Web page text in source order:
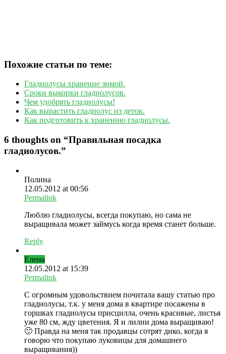
Похожие статьи по теме:
Гладиолусы хранение зимой.
Сроки выкопки гладиолусов.
Чем удобрять гладиолусы!
Как вырастить гладиолус из деток.
Как подготовить к хранению гладиолусы.
6 thoughts on “Правильная посадка
гладиолусов.”
Полина
12.05.2012 at 00:56
Permalink
Люблю гладиолусы, всегда покупаю, но сама не
выращивала может займусь когда время станет больше.
Reply
Елена
12.05.2012 at 15:39
Permalink
С огромным удовольствием почитала вашу статью про
гладиолусы, т.к. у меня дома в квартире посажены в
горшках гладиолусы присцилла, очень красивые, листья
уже 80 см, жду цветения. Я и лилии дома выращиваю!
🙂 Правда на меня так продавцы сотрят дико, когда я
говорю что покупаю луковицы для домашнего
выращивания))